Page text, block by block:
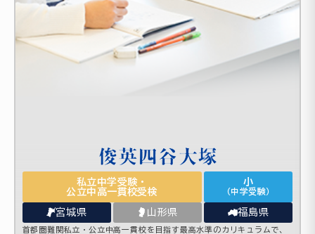
私立中学受験・
公立中高一貫校受検
小
（中学受験）
宮城県 山形県 福島県
首都圏難関私立・公立中高一貫校を目指す最高水準のカリキュラムで、